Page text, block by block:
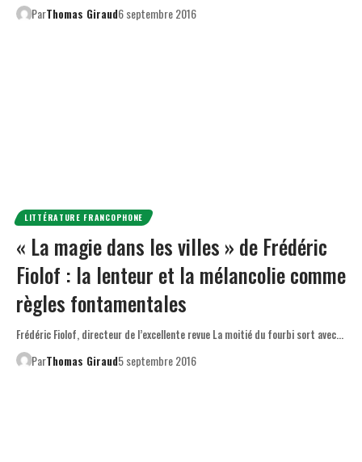
ParThomas Giraud6 septembre 2016
LITTÉRATURE FRANCOPHONE
« La magie dans les villes » de Frédéric
Fiolof : la lenteur et la mélancolie comme
règles fontamentales
Frédéric Fiolof, directeur de l’excellente revue La moitié du fourbi sort avec…
ParThomas Giraud5 septembre 2016